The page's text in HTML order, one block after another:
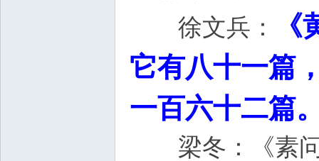
徐文兵：
它有八十一篇
一百六十二篇
梁冬：《素问